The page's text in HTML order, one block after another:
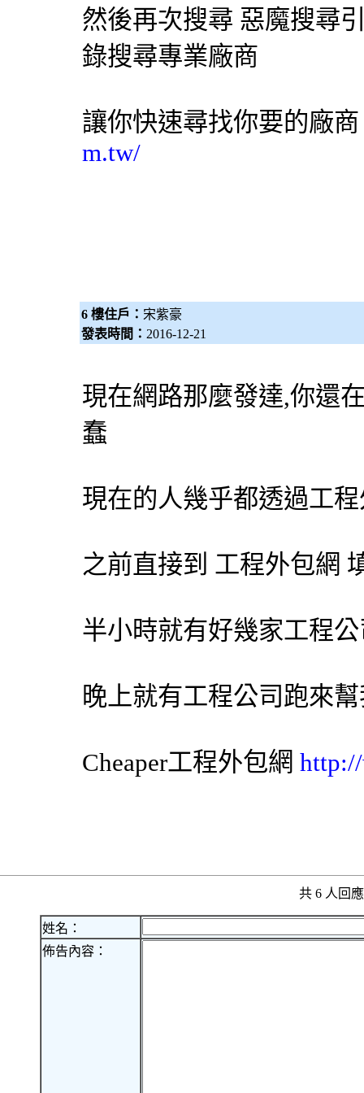
然後再次搜尋 惡魔搜尋
錄搜尋專業廠商
讓你快速尋找你要的廠
m.tw/
6 樓住戶： 宋紫豪
發表時間： 2016-12-21
現在網路那麼發達,你還
蠢
現在的人幾乎都透過工程
之前直接到 工程外包網
半小時就有好幾家工程
晚上就有工程公司跑來
Cheaper工程外包網
共 6 人回
姓名：
佈告內容：